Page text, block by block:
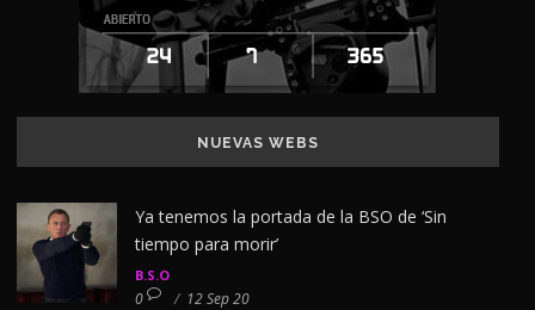
NUEVAS WEBS
Ya tenemos la portada de la BSO de ‘Sin
tiempo para morir’
B.S.O
0 / 12 Sep 20